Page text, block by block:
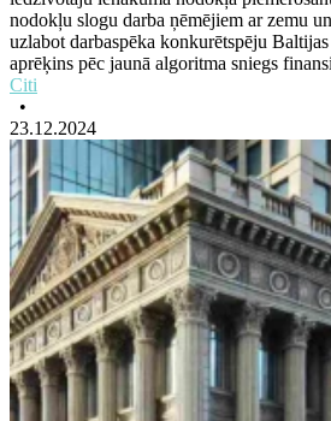
nodokļu slogu darba ņēmējiem ar zemu
uzlabot darbaspēka konkurētspēju
aprēķins pēc jaunā algoritma sniegs
Citi
•
23.12.2024